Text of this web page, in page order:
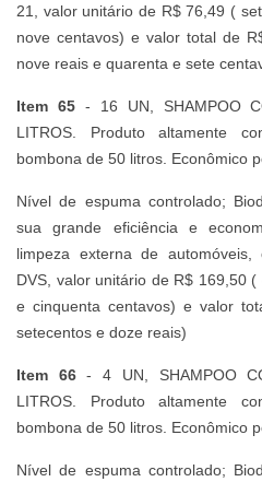
21, valor unitário de R$ 76,49 (
nove centavos) e valor total de
nove reais e quarenta e sete
Item 65- 16 UN, SHAMPOO
LITROS. Produto altamente
bombona de 50 litros. Econômico
Nível de espuma controlado;
sua grande eficiência e
limpeza externa de
DVS, valor unitário de R$ 169,50
e cinquenta centavos) e valor
setecentos e doze reais)
Item 66- 4 UN, SHAMPOO
LITROS. Produto altamente
bombona de 50 litros. Econômico
Nível de espuma controlado;